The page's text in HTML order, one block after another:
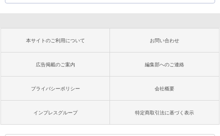
本サイトのご利用について お問い合わせ
広告掲載のご案内 編集部へのご連絡
プライバシーポリシー 会社概要
インプレスグループ 特定商取引法に基づく表示